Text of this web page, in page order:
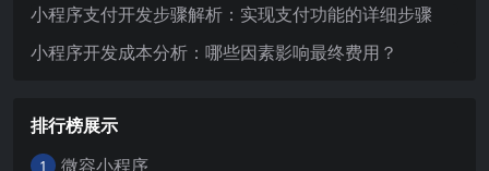
小程序支付开发步骤解析：实现支付功能的详细步骤
小程序开发成本分析：哪些因素影响最终费用？
排行榜展示
1 微容小程序